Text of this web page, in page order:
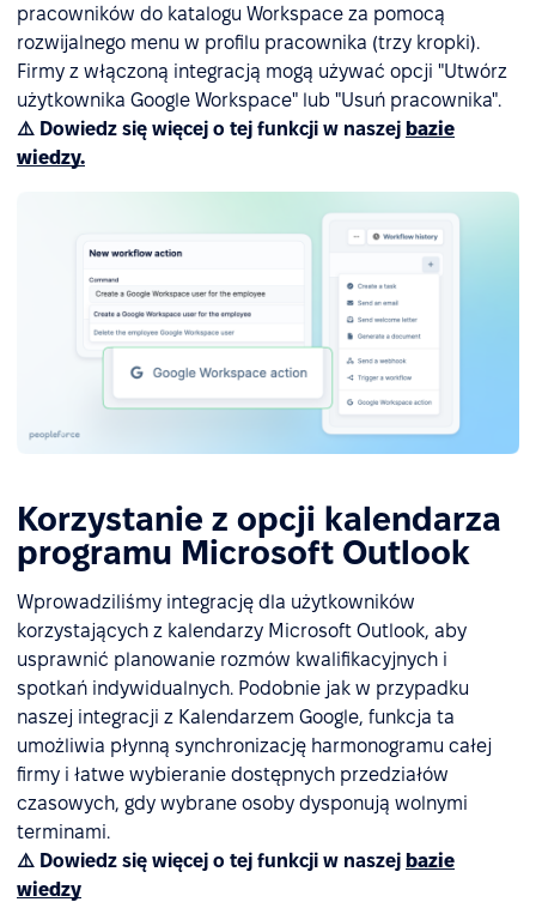
pracowników do katalogu Workspace za pomocą
rozwijalnego menu w profilu pracownika (trzy kropki).
Firmy z włączoną integracją mogą używać opcji "Utwórz
użytkownika Google Workspace" lub "Usuń pracownika".
⚠️ Dowiedz się więcej o tej funkcji w naszej bazie
wiedzy.
Korzystanie z opcji kalendarza
programu Microsoft Outlook
Wprowadziliśmy integrację dla użytkowników
korzystających z kalendarzy Microsoft Outlook, aby
usprawnić planowanie rozmów kwalifikacyjnych i
spotkań indywidualnych. Podobnie jak w przypadku
naszej integracji z Kalendarzem Google, funkcja ta
umożliwia płynną synchronizację harmonogramu całej
firmy i łatwe wybieranie dostępnych przedziałów
czasowych, gdy wybrane osoby dysponują wolnymi
terminami.
⚠️ Dowiedz się więcej o tej funkcji w naszej bazie
wiedzy